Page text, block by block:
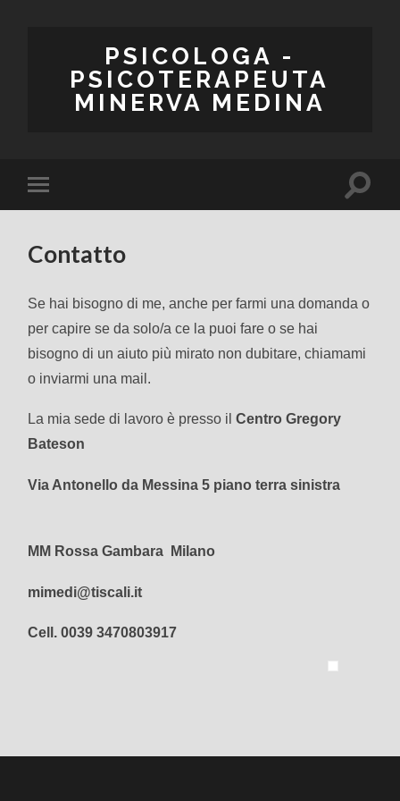
PSICOLOGA -
PSICOTERAPEUTA
MINERVA MEDINA
Contatto
Se hai bisogno di me, anche per farmi una domanda o
per capire se da solo/a ce la puoi fare o se hai
bisogno di un aiuto più mirato non dubitare, chiamami
o inviarmi una mail.
La mia sede di lavoro è presso ilCentro Gregory
Bateson
Via Antonello da Messina 5 piano terra sinistra
MM Rossa Gambara Milano
mimedi@tiscali.it
Cell. 0039 3470803917